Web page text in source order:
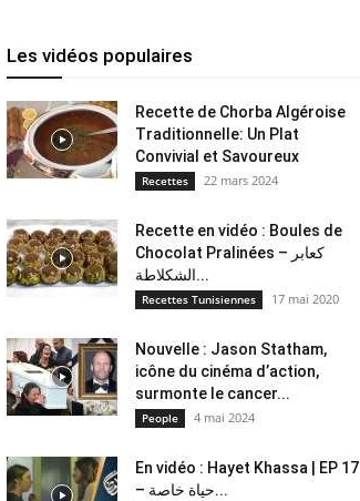
Les vidéos populaires
Recette de Chorba Algéroise
Traditionnelle: Un Plat
Convivial et Savoureux
Recettes 22 mars 2024
Recette en vidéo : Boules de
Chocolat Pralinées – كعابر
الشكلاطة...
Recettes Tunisiennes 17 mai 2020
Nouvelle : Jason Statham,
icône du cinéma d’action,
surmonte le cancer...
People 4 mai 2024
En vidéo : Hayet Khassa | EP 17
– حياة خاصة...